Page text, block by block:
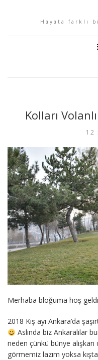
Hayata farklı
Kolları
12
Merhaba bloğuma hoş
2018 Kış ayı Ankara’da
Aslında biz Ankaralılar
neden çünkü bünye alışkan
görmemiz lazım yoksa